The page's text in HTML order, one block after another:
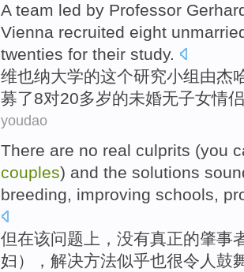
A team led by Professor
Vienna recruited eight
twenties for their study.
维也纳大学的这个研究小组由杰
募了8对20多岁的未婚无子女情侣
youdao
There are no real culprits (you
couples) and the solutions
breeding, improving schools,
但在该问题上， 没有真正的肇事
妇 ）， 解决方法似乎也很令人 鼓